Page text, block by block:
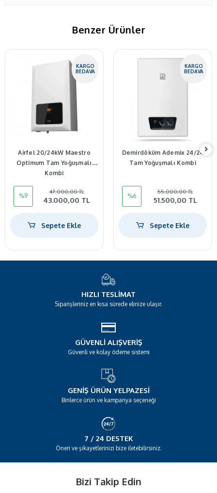
Benzer Ürünler
Airfel 20/24kW Maestro
Optimum Tam Yoğuşmalı
Kombi
%9
47.000,00 TL
43.000,00 TL
KARGO
BEDAVA
Sepete Ekle
Demirdöküm Ademix 24/24
Tam Yoğuşmalı Kombi
%6
55.000,00 TL
51.500,00 TL
KARGO
BEDAVA
Sepete Ekle
HIZLI TESLIMAT
Siparişleriniz en kısa sürede elinize ulaşır.
GÜVENLI ALIŞVERIŞ
Güvenli ve kolay ödeme sistemi
GENIŞ ÜRÜN YELPAZESI
Binlerce ürün ve kampanya seçeneği
7 / 24 DESTEK
Öneri ve şikayetlerinizi bize iletebilirsiniz.
Bizi Takip Edin